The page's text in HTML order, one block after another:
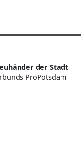
der Stadt
ProPotsdam